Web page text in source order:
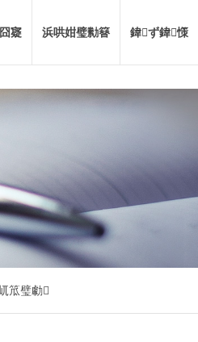
寲 浜哄姏璧勬簮 鍏ず鍏憡
笟璧勮